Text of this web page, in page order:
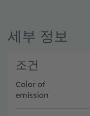
세부 정보
조건
Color of
emission